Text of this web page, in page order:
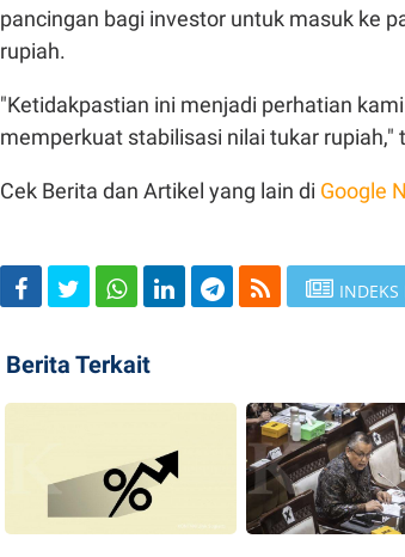
pancingan bagi investor untuk masuk ke
rupiah.
"Ketidakpastian ini menjadi perhatian
memperkuat stabilisasi nilai tukar rupiah,"
Cek Berita dan Artikel yang lain di Google
INDEKS
Berita Terkait